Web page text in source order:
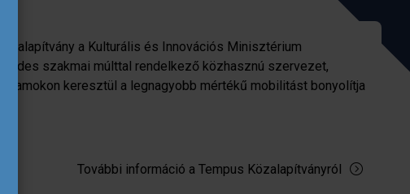
a Kulturális és Innovációs Minisztérium
szakmai múlttal rendelkező közhasznú szervezet,
keresztül a legnagyobb mértékű mobilitást bonyolítja
További információ a Tempus Közalapítványról